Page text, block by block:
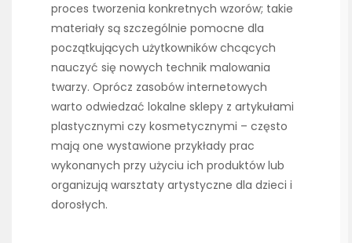
proces tworzenia konkretnych wzorów; takie
materiały są szczególnie pomocne dla
początkujących użytkowników chcących
nauczyć się nowych technik malowania
twarzy. Oprócz zasobów internetowych
warto odwiedzać lokalne sklepy z artykułami
plastycznymi czy kosmetycznymi – często
mają one wystawione przykłady prac
wykonanych przy użyciu ich produktów lub
organizują warsztaty artystyczne dla dzieci i
dorosłych.